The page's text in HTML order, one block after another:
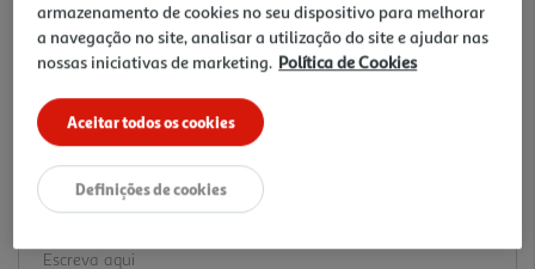
3.99 €/un
3,99 €
Notas de preparação
armazenamento de cookies no seu dispositivo para melhorar
a navegação no site, analisar a utilização do site e ajudar nas
nossas iniciativas de marketing. Política de Cookies
Aceitar todos os cookies
Definições de cookies